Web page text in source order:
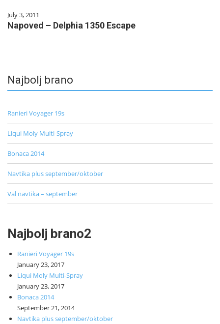
July 3, 2011
Napoved – Delphia 1350 Escape
Najbolj brano
Ranieri Voyager 19s
Liqui Moly Multi-Spray
Bonaca 2014
Navtika plus september/oktober
Val navtika – september
Najbolj brano2
Ranieri Voyager 19s
January 23, 2017
Liqui Moly Multi-Spray
January 23, 2017
Bonaca 2014
September 21, 2014
Navtika plus september/oktober